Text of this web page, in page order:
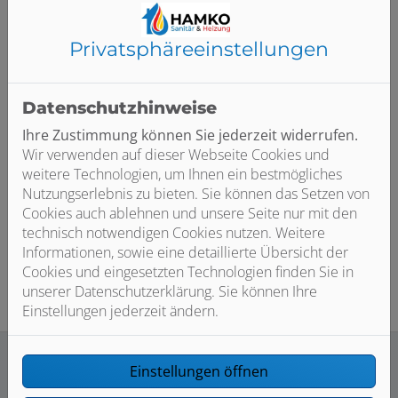
Gliederheizkörper
Der Klassiker unter den Heizkörpern.
genormter Glieder. Diese Heizkörper
können optimal auf individuelle
Anforderungen angepasst werden und
sind sehr günstig. Sie geben zu 70 %
Konvektionswärme ab.
Privatsphäre­einstellungen
Datenschutzhinweise
Ihre Zustimmung können Sie jederzeit widerrufen.
Wir verwenden auf dieser Webseite Cookies und
weitere Technologien, um Ihnen ein bestmögliches
Nutzungserlebnis zu bieten. Sie können das Setzen von
Cookies auch ablehnen und unsere Seite nur mit den
technisch notwendigen Cookies nutzen. Weitere
Informationen, sowie eine detaillierte Übersicht der
Cookies und eingesetzten Technologien finden Sie in
unserer Datenschutzerklärung. Sie können Ihre
Einstellungen jederzeit ändern.
Einstellungen öffnen